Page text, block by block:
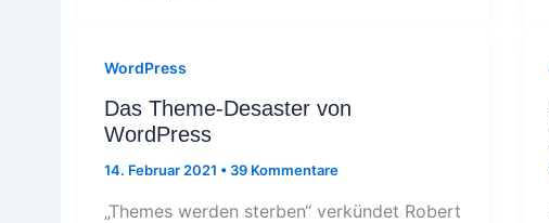
WordPress
Das Theme-Desaster von
WordPress
14. Februar 2021 • 39 Kommentare
„Themes werden sterben“ verkündet Robert